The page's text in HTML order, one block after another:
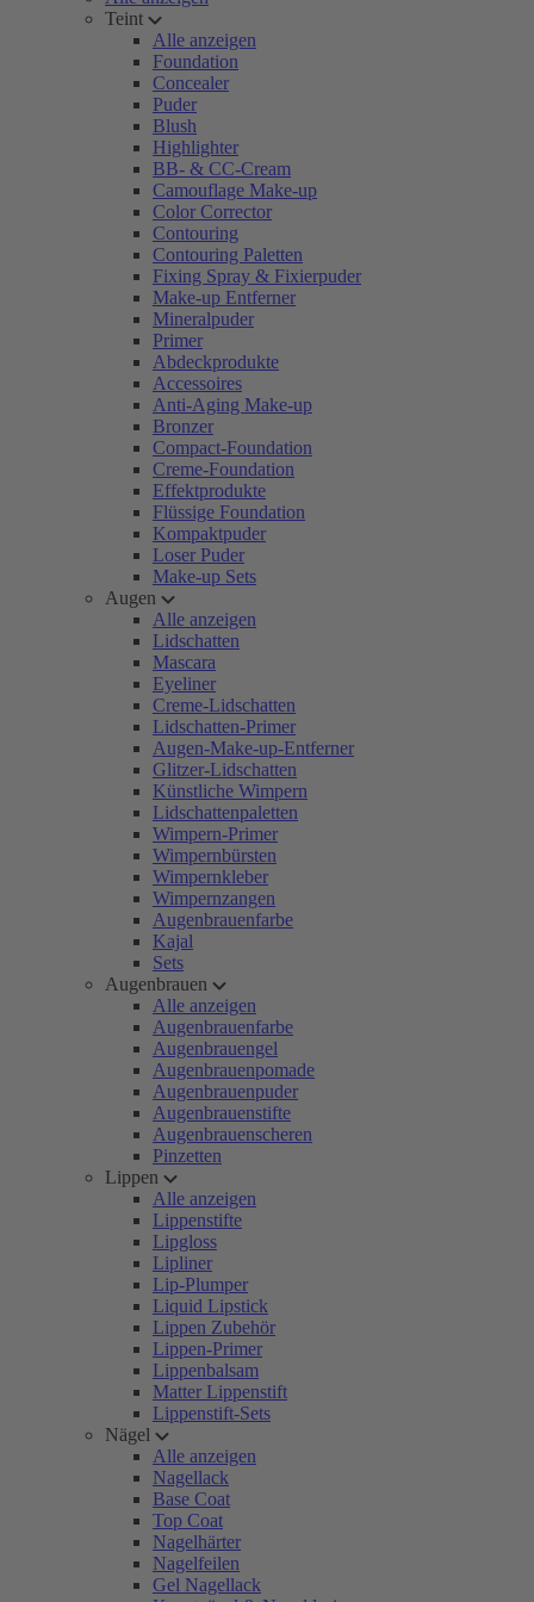
Teint
Alle anzeigen
Foundation
Concealer
Puder
Blush
Highlighter
BB- & CC-Cream
Camouflage Make-up
Color Corrector
Contouring
Contouring Paletten
Fixing Spray & Fixierpuder
Make-up Entferner
Mineralpuder
Primer
Abdeckprodukte
Accessoires
Anti-Aging Make-up
Bronzer
Compact-Foundation
Creme-Foundation
Effektprodukte
Flüssige Foundation
Kompaktpuder
Loser Puder
Make-up Sets
Augen
Alle anzeigen
Lidschatten
Mascara
Eyeliner
Creme-Lidschatten
Lidschatten-Primer
Augen-Make-up-Entferner
Glitzer-Lidschatten
Künstliche Wimpern
Lidschattenpaletten
Wimpern-Primer
Wimpernbürsten
Wimpernkleber
Wimpernzangen
Augenbrauenfarbe
Kajal
Sets
Augenbrauen
Alle anzeigen
Augenbrauenfarbe
Augenbrauengel
Augenbrauenpomade
Augenbrauenpuder
Augenbrauenstifte
Augenbrauenscheren
Pinzetten
Lippen
Alle anzeigen
Lippenstifte
Lipgloss
Lipliner
Lip-Plumper
Liquid Lipstick
Lippen Zubehör
Lippen-Primer
Lippenbalsam
Matter Lippenstift
Lippenstift-Sets
Nägel
Alle anzeigen
Nagellack
Base Coat
Top Coat
Nagelhärter
Nagelfeilen
Gel Nagellack